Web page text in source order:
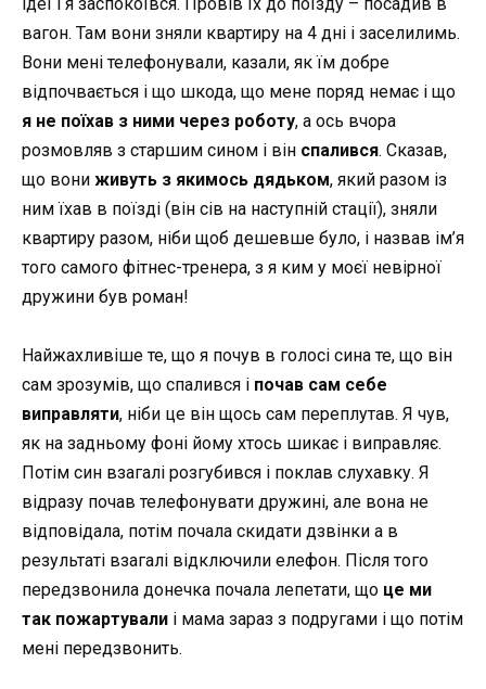
вагон. Там вони зняли квартиру на 4 дні і заселилимь.
Вони мені телефонували, казали, як їм добре
відпочвається і що шкода, що мене поряд немає і що
я не поїхав з ними через роботу, а ось вчора
розмовляв з старшим сином і він спалився. Сказав,
що вони живуть з якимось дядьком, який разом із
ним їхав в поїзді (він сів на наступній стації), зняли
квартиру разом, ніби щоб дешевше було, і назвав ім’я
того самого фітнес-тренера, з я ким у моєї невірної
дружини був роман!
Найжахливіше те, що я почув в голосі сина те, що він
сам зрозумів, що спалився і почав сам себе
виправляти, ніби це він щось сам переплутав. Я чув,
як на задньому фоні йому хтось шикає і виправляє.
Потім син взагалі розгубився і поклав слухавку. Я
відразу почав телефонувати дружині, але вона не
відповідала, потім почала скидати дзвінки а в
результаті взагалі відключили елефон. Після того
передзвонила донечка почала лепетати, що це ми
так пожартували і мама зараз з подругами і що потім
мені передзвонить.